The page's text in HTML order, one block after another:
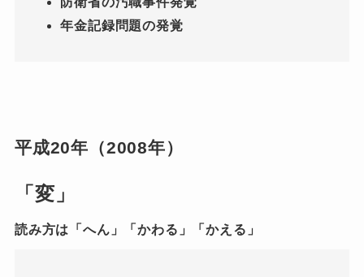
年金記録問題の発覚
平成20年（2008年）
「変」
読み方は「へん」「かわる」「かえる」